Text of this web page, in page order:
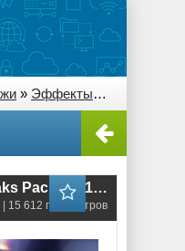
» Эффекты» VideoHive -
VideoHive - Light Leaks Pack 17419568 (MOV)
| 15 612 просмотров